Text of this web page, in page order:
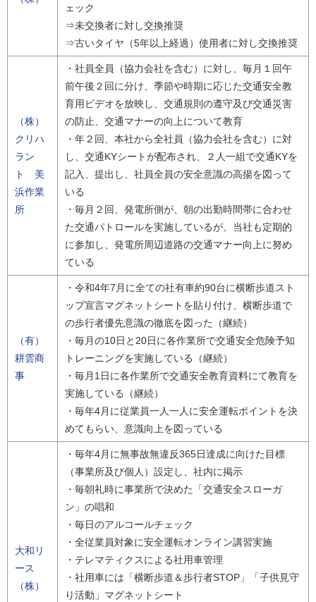
ェック
⇒未交換者に対し交換推奨
⇒古いタイヤ（5年以上経過）使用者に対し交換推奨
（株）
クリハ
ラン
ト 美
浜作業
所
・社員全員（協力会社を含む）に対し、毎月１回午
前午後２回に分け、季節や時期に応じた交通安全教
育用ビデオを放映し、交通規則の遵守及び交通災害
の防止、交通マナーの向上について教育
・年２回、本社から全社員（協力会社を含む）に対
し、交通KYシートが配布され、２人一組で交通KYを
記入、提出し、社員全員の安全意識の高揚を図って
いる
・毎月２回、発電所側が、朝の出勤時間帯に合わせ
た交通パトロールを実施しているが、当社も定期的
に参加し、発電所周辺道路の交通マナー向上に努め
ている
（有）
耕雲商
事
・令和4年7月に全ての社有車約90台に横断歩道スト
ップ宣言マグネットシートを貼り付け、横断歩道で
の歩行者優先意識の徹底を図った（継続）
・毎月の10日と20日に各作業所で交通安全危険予知
トレーニングを実施している（継続）
・毎月1日に各作業所で交通安全教育資料にて教育を
実施している（継続）
・毎年4月に従業員一人一人に安全運転ポイントを決
めてもらい、意識向上を図っている
大和リ
ース
（株）
・毎年4月に無事故無違反365日達成に向けた目標
（事業所及び個人）設定し、社内に掲示
・毎朝礼時に事業所で決めた「交通安全スローガ
ン」の唱和
・毎日のアルコールチェック
・全従業員対象に安全運転オンライン講習実施
・テレマティクスによる社用車管理
・社用車には「横断歩道＆歩行者STOP」「子供見守
り活動」マグネットシート